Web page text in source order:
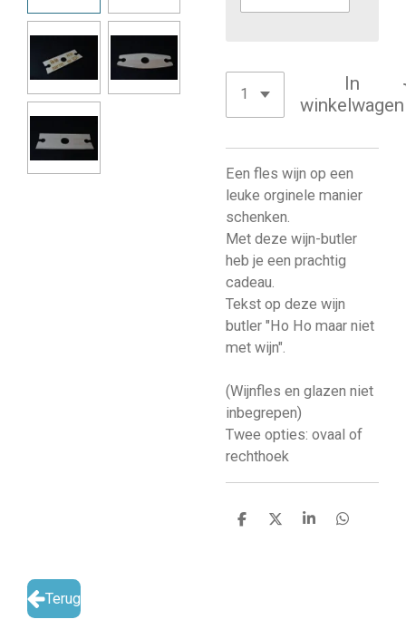
In
winkelwagen
Een fles wijn op een
leuke orginele manier
schenken.
Met deze wijn-butler
heb je een prachtig
cadeau.
Tekst op deze wijn
butler "Ho Ho maar niet
met wijn".
(Wijnfles en glazen niet
inbegrepen)
Twee opties: ovaal of
rechthoek
D
D
S
D
Terug